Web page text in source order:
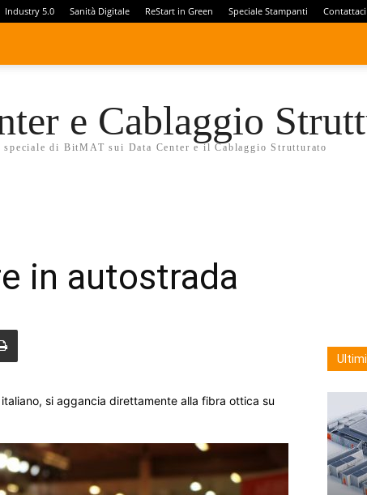
Industry 5.0 Sanità Digitale ReStart in Green Speciale Stampanti Contattaci
e Cablaggio
speciale di BitMAT sui Data Center e il Cablaggio Strutturato
in autostrada
si aggancia direttamente alla fibra ottica su